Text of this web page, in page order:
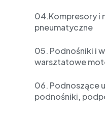
04.Kompresory i
pneumatyczne
05. Podnośniki i
warsztatowe
06. Podnoszące
podnośniki,